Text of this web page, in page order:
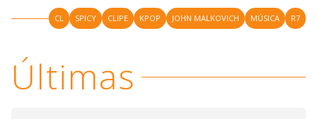
CL SPICY CLIPE KPOP JOHN MALKOVICH MÚSICA R7
Últimas